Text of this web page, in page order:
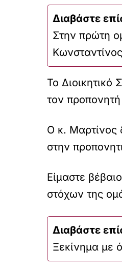
Διαβάστε
Στην πρώτη
Το
τον
Ο κ. Μαρτίνος
στην
Είμαστε
στόχων της
Διαβάστε
Ξεκίνημα με